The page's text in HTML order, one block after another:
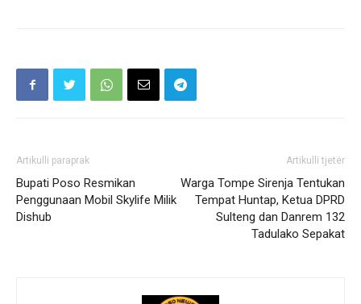
Artikulli paraprak
Bupati Poso Resmikan
Penggunaan Mobil Skylife Milik
Dishub
Artikulli tjetër
Warga Tompe Sirenja Tentukan
Tempat Huntap, Ketua DPRD
Sulteng dan Danrem 132
Tadulako Sepakat